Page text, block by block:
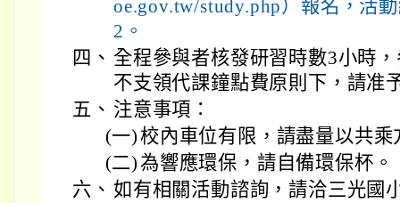
oe.gov.tw/study.php）報名，活
2。
四、 全程參與者核發研習時數3小時
不支領代課鐘點費原則下，請准
五、 注意事項：
(一)校內車位有限，請盡量以共乘
(二)為響應環保，請自備環保杯。
六、 如有相關活動諮詢，請洽三光國